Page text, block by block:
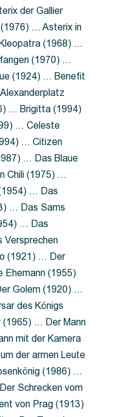
der Gallier
… Asterix in
(1968) …
(1970) …
(1924) … Benefit
… Brigitta (1994)
… Celeste
… Citizen
… Das Blaue
Chili (1975) …
… Das
… Das Sams
… Das
Versprechen
(1921) … Der
(1955)
Golem (1920) …
des Königs
… Der Mann
mit der Kamera
der armen Leute
(1986) …
Schrecken vom
von Prag (1913)